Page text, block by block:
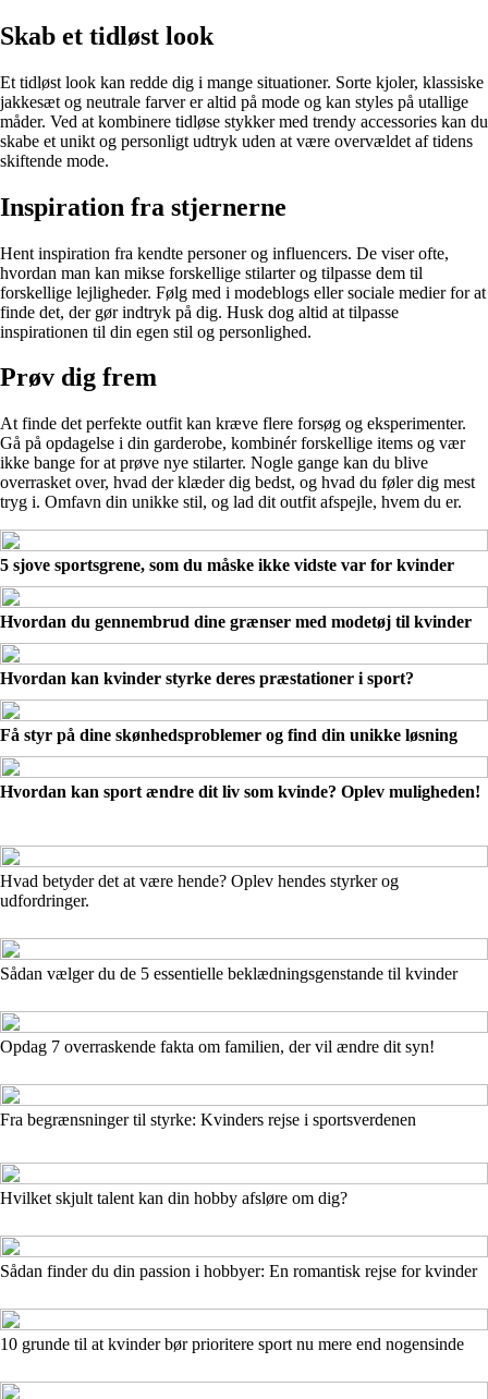
Skab et tidløst look
Et tidløst look kan redde dig i mange situationer. Sorte kjoler, klassiske
jakkesæt og neutrale farver er altid på mode og kan styles på utallige
måder. Ved at kombinere tidløse stykker med trendy accessories kan du
skabe et unikt og personligt udtryk uden at være overvældet af tidens
skiftende mode.
Inspiration fra stjernerne
Hent inspiration fra kendte personer og influencers. De viser ofte,
hvordan man kan mikse forskellige stilarter og tilpasse dem til
forskellige lejligheder. Følg med i modeblogs eller sociale medier for at
finde det, der gør indtryk på dig. Husk dog altid at tilpasse
inspirationen til din egen stil og personlighed.
Prøv dig frem
At finde det perfekte outfit kan kræve flere forsøg og eksperimenter.
Gå på opdagelse i din garderobe, kombinér forskellige items og vær
ikke bange for at prøve nye stilarter. Nogle gange kan du blive
overrasket over, hvad der klæder dig bedst, og hvad du føler dig mest
tryg i. Omfavn din unikke stil, og lad dit outfit afspejle, hvem du er.
5 sjove sportsgrene, som du måske ikke vidste var for kvinder
Hvordan du gennembrud dine grænser med modetøj til kvinder
Hvordan kan kvinder styrke deres præstationer i sport?
Få styr på dine skønhedsproblemer og find din unikke løsning
Hvordan kan sport ændre dit liv som kvinde? Oplev muligheden!
Hvad betyder det at være hende? Oplev hendes styrker og
udfordringer.
Sådan vælger du de 5 essentielle beklædningsgenstande til kvinder
Opdag 7 overraskende fakta om familien, der vil ændre dit syn!
Fra begrænsninger til styrke: Kvinders rejse i sportsverdenen
Hvilket skjult talent kan din hobby afsløre om dig?
Sådan finder du din passion i hobbyer: En romantisk rejse for kvinder
10 grunde til at kvinder bør prioritere sport nu mere end nogensinde